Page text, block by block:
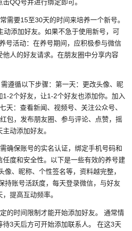
QQ号并进行绑定即可。
需要15至30天的时间来培养一个新号。
动添加好友。如果不急于使用新号，可
号活动：在养号期间，应积极参与微信
人的好友请求。在朋友圈中分享内容
遵循以下步骤：第一天：更改头像、昵
2个好友，让1-2个好友也添加你。加入
天：查看新闻、视频号、关注公众号、
包，发布朋友圈、参与评论、点赞，摇
动添加好友。
确保账号的实名认证，绑定手机号码和
度和安全性。以下是一些有效的养号建
像、昵称、个性签名等，资料越完整，
持账号活跃度，每天登录微信，与好友
提高互动频率。
的时间限制才能开始添加好友。 通常情
待3天后方可开始添加联系人。 在这3天